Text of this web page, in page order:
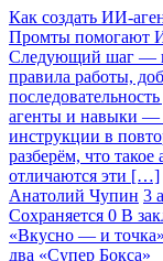
Как создать ИИ-
Промты помогают
Следующий шаг —
правила работы,
агенты и навыки —
инструкции в
разберём, что
отличаются эти […]
Анатолий Чупин 3
Сохраняется 0 В
«Вкусно — и
два «Супер Бокса»